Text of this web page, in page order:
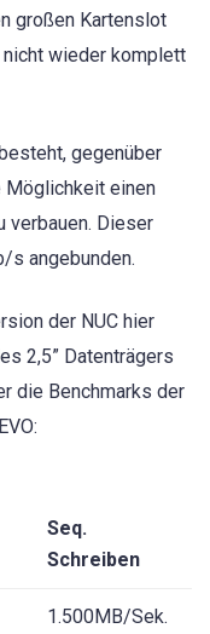
großen Kartenslot
wieder komplett
gegenüber
Möglichkeit einen
verbauen. Dieser
s angebunden.
der NUC hier
2,5” Datenträgers
die Benchmarks der
Seq.
Schreiben
1.500MB/Sek.